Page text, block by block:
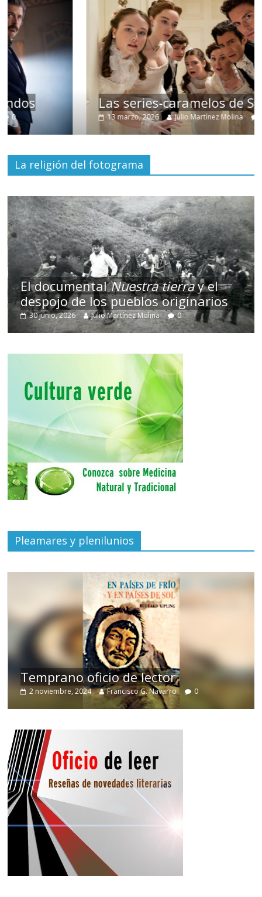
Las series-caramelos de Shondaland
13 marzo, 2026 Julio Martínez Molina 0
La religión del fotograma
El documentalNuestra tierray el
despojo de los pueblos originarios
30 junio, 2026 Julio Martínez Molina 0
Pleamares y plenilunios
Temprano oficio de lector
2 noviembre, 2024 Francisco G. Navarro 0